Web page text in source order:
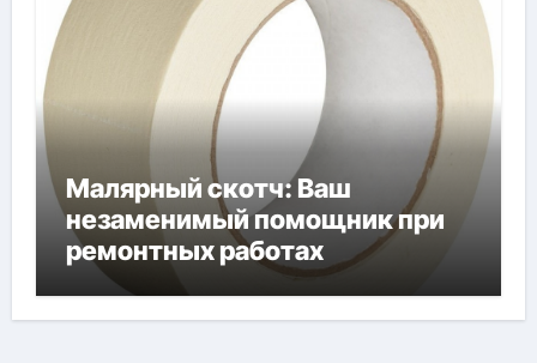
Малярный скотч: Ваш
незаменимый помощник при
ремонтных работах